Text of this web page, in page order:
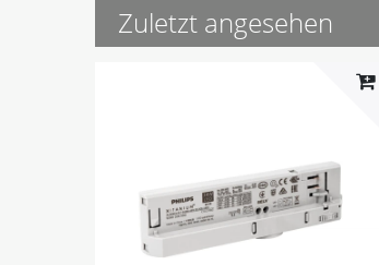
Zuletzt angesehen